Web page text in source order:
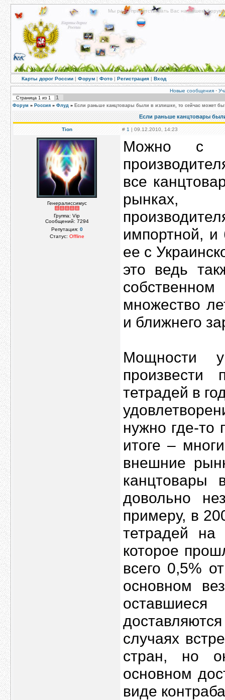
Мы рады приветствовать Вас на нашем
Карты дорог России | Форум | Фото | Регистрация | Вход
Новые сообщения·
Страница 1 из 1 1
Форум » Россия » Флуд » Если раньше канцтовары были в излишке, то сейчас может
Если раньше канцтовары
Tion # 1 | 09.12.2010, 14:23
Генералиссимус
Группа: Vip
Сообщений: 7294
Репутация: 0
Статус: Offline
Можно с
все
рынках,
импортной, и
ее с
это ведь
множество
и ближнего
Мощности
тетрадей в
нужно где-то
итоге –
внешние
канцтовары
довольно
примеру, в
тетрадей
которое
всего 0,5%
основном
случаях
стран, но
основном
виде